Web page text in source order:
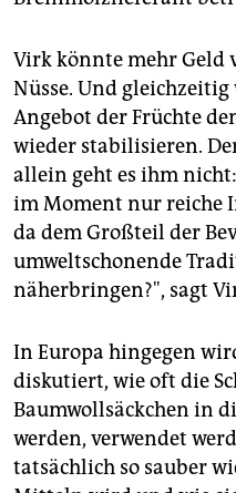
Virk könnte mehr Geld
Nüsse. Und
Angebot der Früchte
wieder stabilisieren.
allein geht es ihm
im Moment nur reiche
da dem Großteil der
umweltschonende
näherbringen?", sagt
In Europa hingegen
diskutiert, wie oft die
Baumwollsäckchen in
werden, verwendet
tatsächlich so sauber